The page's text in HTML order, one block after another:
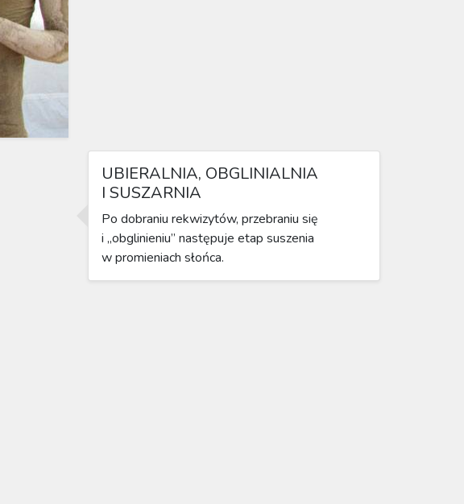
UBIERALNIA, OBGLINIALNIA
I SUSZARNIA
Po dobraniu rekwizytów, przebraniu się
i „obglinieniu” następuje etap suszenia
w promieniach słońca.